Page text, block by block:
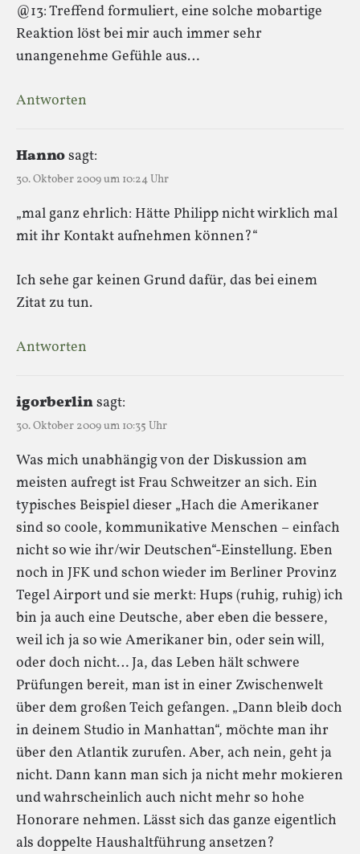
@13: Treffend formuliert, eine solche mobartige
Reaktion löst bei mir auch immer sehr
unangenehme Gefühle aus…
Antworten
Hannosagt:
30. Oktober 2009 um 10:24 Uhr
„mal ganz ehrlich: Hätte Philipp nicht wirklich mal
mit ihr Kontakt aufnehmen können?“
Ich sehe gar keinen Grund dafür, das bei einem
Zitat zu tun.
Antworten
igorberlinsagt:
30. Oktober 2009 um 10:35 Uhr
Was mich unabhängig von der Diskussion am
meisten aufregt ist Frau Schweitzer an sich. Ein
typisches Beispiel dieser „Hach die Amerikaner
sind so coole, kommunikative Menschen – einfach
nicht so wie ihr/wir Deutschen“-Einstellung. Eben
noch in JFK und schon wieder im Berliner Provinz
Tegel Airport und sie merkt: Hups (ruhig, ruhig) ich
bin ja auch eine Deutsche, aber eben die bessere,
weil ich ja so wie Amerikaner bin, oder sein will,
oder doch nicht… Ja, das Leben hält schwere
Prüfungen bereit, man ist in einer Zwischenwelt
über dem großen Teich gefangen. „Dann bleib doch
in deinem Studio in Manhattan“, möchte man ihr
über den Atlantik zurufen. Aber, ach nein, geht ja
nicht. Dann kann man sich ja nicht mehr mokieren
und wahrscheinlich auch nicht mehr so hohe
Honorare nehmen. Lässt sich das ganze eigentlich
als doppelte Haushaltführung ansetzen?